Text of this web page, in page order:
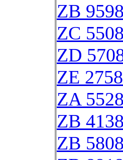
ZB
ZC
ZD
ZE
ZA
ZB
ZB